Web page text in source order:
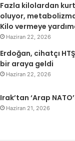
Fazla kilolardan
oluyor,
Kilo vermeye
Haziran 22, 2026
Erdoğan, cihatçı
bir araya geldi
Haziran 22, 2026
Irak’tan ‘Arap
Haziran 21, 2026